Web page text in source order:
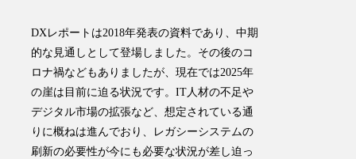
DXレポートは2018年発表の資料であり、中期
的な見通しとして登場しました。その後のコ
ロナ禍などもありましたが、現在では2025年
の崖は目前に迫る状況です。IT人材の不足や
デジタル市場の拡張など、想定されている通
りに概ねは進んでおり、レガシーシステムの
刷新の必要性が今にも必要な状況が差し迫っ